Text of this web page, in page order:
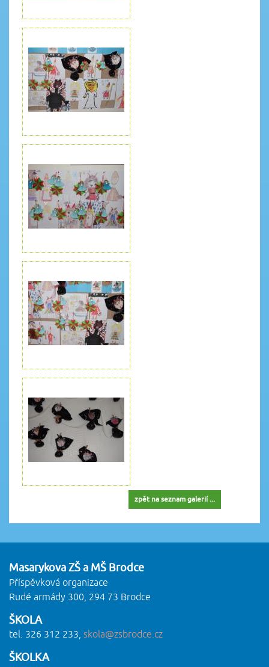
zpět na seznam galerií ...
Masarykova ZŠ a MŠ Brodce
Příspěvková organizace
Rudé armády 300, 294 73 Brodce
ŠKOLA
tel. 326 312 233, skola@zsbrodce.cz
ŠKOLKA